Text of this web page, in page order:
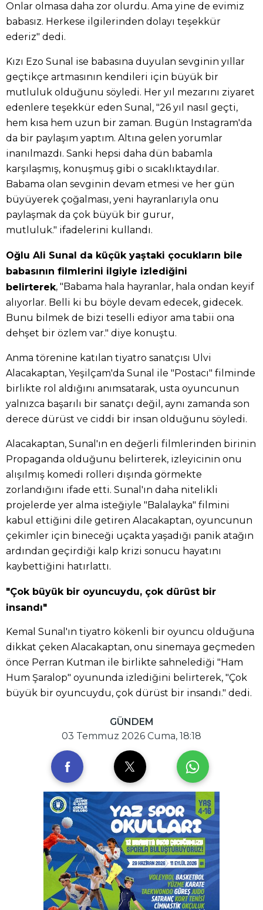
Onlar olmasa daha zor olurdu. Ama yine de evimiz
babasız. Herkese ilgilerinden dolayı teşekkür
ederiz" dedi.
Kızı Ezo Sunal ise babasına duyulan sevginin yıllar
geçtikçe artmasının kendileri için büyük bir
mutluluk olduğunu söyledi. Her yıl mezarını ziyaret
edenlere teşekkür eden Sunal, "26 yıl nasıl geçti,
hem kısa hem uzun bir zaman. Bugün Instagram'da
da bir paylaşım yaptım. Altına gelen yorumlar
inanılmazdı. Sanki hepsi daha dün babamla
karşılaşmış, konuşmuş gibi o sıcaklıktaydılar.
Babama olan sevginin devam etmesi ve her gün
büyüyerek çoğalması, yeni hayranlarıyla onu
paylaşmak da çok büyük bir gurur,
mutluluk." ifadelerini kullandı.
Oğlu Ali Sunal da küçük yaştaki çocukların bile
babasının filmlerini ilgiyle izlediğini
belirterek, "Babama hala hayranlar, hala ondan keyif
alıyorlar. Belli ki bu böyle devam edecek, gidecek.
Bunu bilmek de bizi teselli ediyor ama tabii ona
dehşet bir özlem var." diye konuştu.
Anma törenine katılan tiyatro sanatçısı Ulvi
Alacakaptan, Yeşilçam'da Sunal ile "Postacı" filminde
birlikte rol aldığını anımsatarak, usta oyuncunun
yalnızca başarılı bir sanatçı değil, aynı zamanda son
derece dürüst ve ciddi bir insan olduğunu söyledi.
Alacakaptan, Sunal'ın en değerli filmlerinden birinin
Propaganda olduğunu belirterek, izleyicinin onu
alışılmış komedi rolleri dışında görmekte
zorlandığını ifade etti. Sunal'ın daha nitelikli
projelerde yer alma isteğiyle "Balalayka" filmini
kabul ettiğini dile getiren Alacakaptan, oyuncunun
çekimler için bineceği uçakta yaşadığı panik atağın
ardından geçirdiği kalp krizi sonucu hayatını
kaybettiğini hatırlattı.
"Çok büyük bir oyuncuydu, çok dürüst bir
insandı"
Kemal Sunal'ın tiyatro kökenli bir oyuncu olduğuna
dikkat çeken Alacakaptan, onu sinemaya geçmeden
önce Perran Kutman ile birlikte sahnelediği "Ham
Hum Şaralop" oyununda izlediğini belirterek, "Çok
büyük bir oyuncuydu, çok dürüst bir insandı." dedi.
GÜNDEM
03 Temmuz 2026 Cuma, 18:18